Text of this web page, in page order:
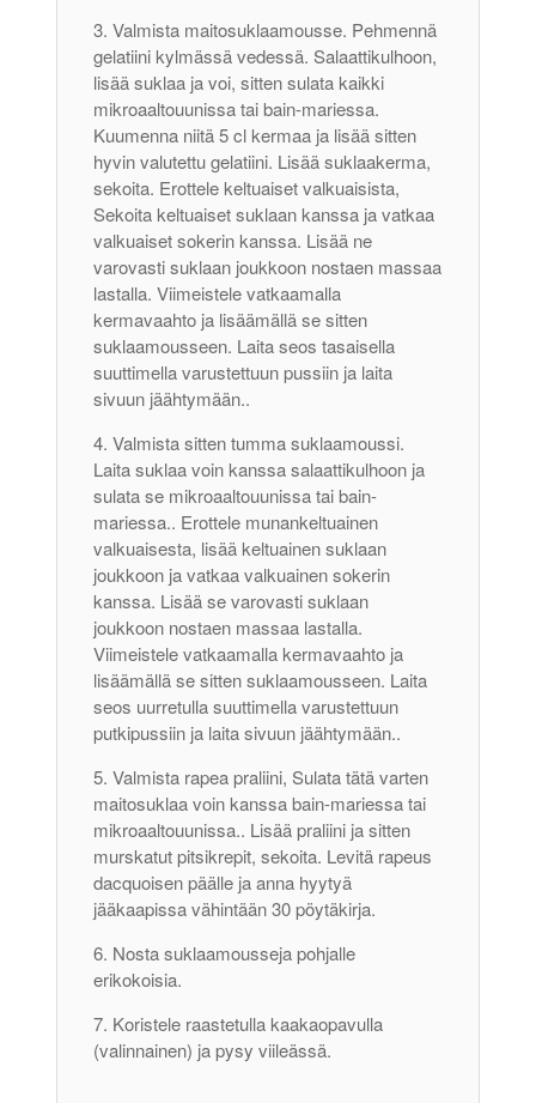
Valmista maitosuklaamousse. Pehmennä
gelatiini kylmässä vedessä. Salaattikulhoon,
lisää suklaa ja voi, sitten sulata kaikki
mikroaaltouunissa tai bain-mariessa.
Kuumenna niitä 5 cl kermaa ja lisää sitten
hyvin valutettu gelatiini. Lisää suklaakerma,
sekoita. Erottele keltuaiset valkuaisista,
Sekoita keltuaiset suklaan kanssa ja vatkaa
valkuaiset sokerin kanssa. Lisää ne
varovasti suklaan joukkoon nostaen massaa
lastalla. Viimeistele vatkaamalla
kermavaahto ja lisäämällä se sitten
suklaamousseen. Laita seos tasaisella
suuttimella varustettuun pussiin ja laita
sivuun jäähtymään..
Valmista sitten tumma suklaamoussi.
Laita suklaa voin kanssa salaattikulhoon ja
sulata se mikroaaltouunissa tai bain-
mariessa.. Erottele munankeltuainen
valkuaisesta, lisää keltuainen suklaan
joukkoon ja vatkaa valkuainen sokerin
kanssa. Lisää se varovasti suklaan
joukkoon nostaen massaa lastalla.
Viimeistele vatkaamalla kermavaahto ja
lisäämällä se sitten suklaamousseen. Laita
seos uurretulla suuttimella varustettuun
putkipussiin ja laita sivuun jäähtymään..
Valmista rapea praliini, Sulata tätä varten
maitosuklaa voin kanssa bain-mariessa tai
mikroaaltouunissa.. Lisää praliini ja sitten
murskatut pitsikrepit, sekoita. Levitä rapeus
dacquoisen päälle ja anna hyytyä
jääkaapissa vähintään 30 pöytäkirja.
Nosta suklaamousseja pohjalle
erikokoisia.
Koristele raastetulla kaakaopavulla
(valinnainen) ja pysy viileässä.